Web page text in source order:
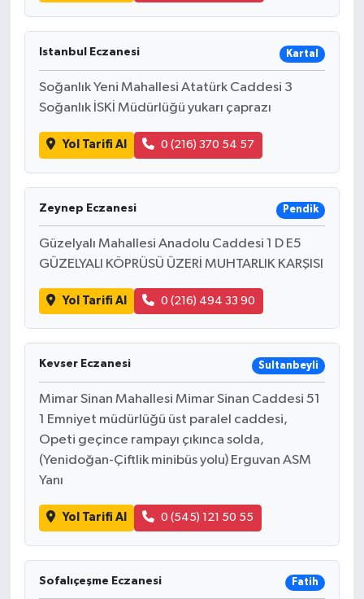
Istanbul Eczanesi Kartal
Soğanlık Yeni Mahallesi Atatürk Caddesi 3
Soğanlık İSKİ Müdürlüğü yukarı çaprazı
Yol Tarifi Al 0 (216) 370 54 57
Zeynep Eczanesi Pendik
Güzelyalı Mahallesi Anadolu Caddesi 1 D E5
GÜZELYALI KÖPRÜSÜ ÜZERİ MUHTARLIK KARŞISI
Yol Tarifi Al 0 (216) 494 33 90
Kevser Eczanesi Sultanbeyli
Mimar Sinan Mahallesi Mimar Sinan Caddesi 51
1 Emniyet müdürlüğü üst paralel caddesi,
Opeti geçince rampayı çıkınca solda,
(Yenidoğan-Çiftlik minibüs yolu) Erguvan ASM
Yanı
Yol Tarifi Al 0 (545) 121 50 55
Sofalıçeşme Eczanesi Fatih